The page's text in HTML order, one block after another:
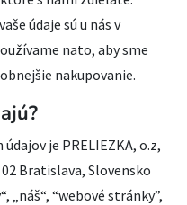
údaje sú u nás v
nato, aby sme
nakupovanie.
je PRELIEZKA, o.z,
Bratislava, Slovensko
„náš“, “webové stránky”,